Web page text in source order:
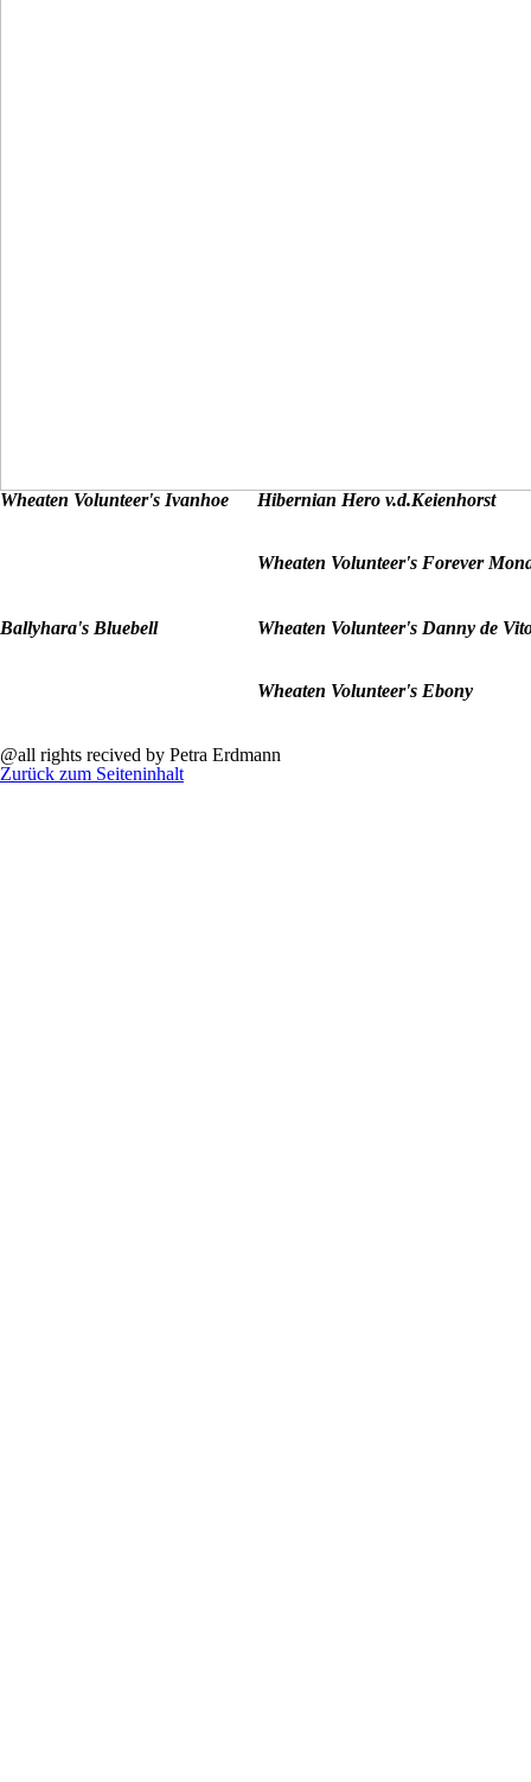
Wheaten Volunteer's Ivanhoe Hibernian Hero v.d.Keienhorst
Wheaten Volunteer's Forever
Ballyhara's Bluebell Wheaten Volunteer's Danny de
Wheaten Volunteer's Ebony
@all rights recived by Petra Erdmann
Zurück zum Seiteninhalt